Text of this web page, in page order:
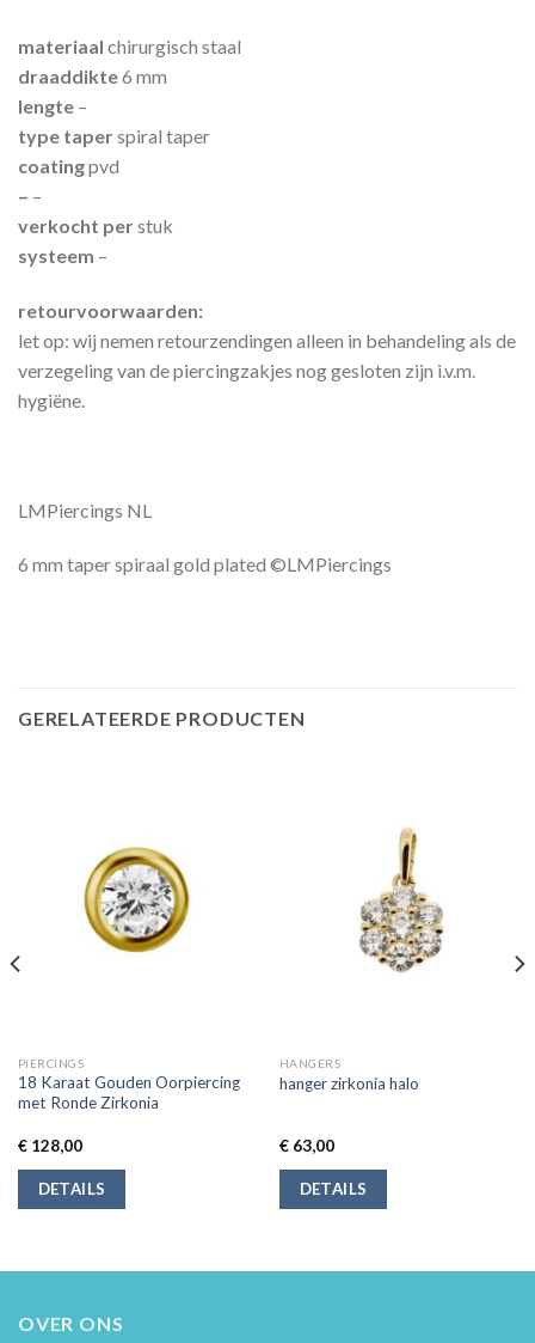
materiaal chirurgisch staal
draaddikte6 mm
lengte –
type taperspiral taper
coatingpvd
– –
verkocht perstuk
systeem –
retourvoorwaarden:
let op: wij nemen retourzendingen alleen in behandeling als de
verzegeling van de piercingzakjes nog gesloten zijn i.v.m.
hygiëne.
LMPiercings NL
6 mm taper spiraal gold plated ©LMPiercings
GERELATEERDE PRODUCTEN
PIERCINGS
18 Karaat Gouden Oorpiercing
met Ronde Zirkonia
€128,00
DETAILS
HANGERS
hanger zirkonia halo
€63,00
DETAILS
OVER ONS